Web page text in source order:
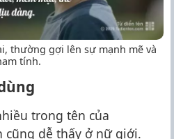
thường gợi lên sự mạnh mẽ và
tính.
trong tên của
cũng dễ thấy ở nữ giới.